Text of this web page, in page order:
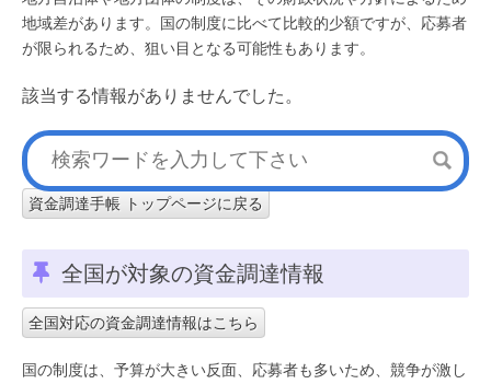
地域差があります。国の制度に比べて比較的少額ですが、応募者
が限られるため、狙い目となる可能性もあります。
該当する情報がありませんでした。
資金調達手帳 トップページに戻る
全国が対象の資金調達情報
全国対応の資金調達情報はこちら
国の制度は、予算が大きい反面、応募者も多いため、競争が激し